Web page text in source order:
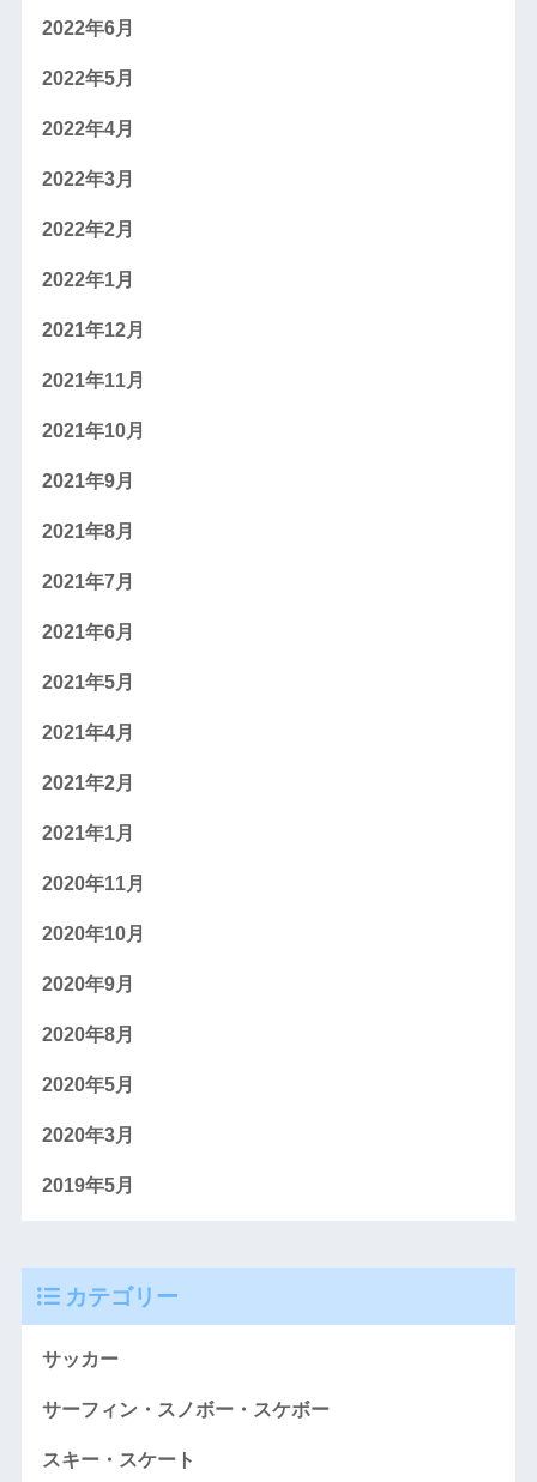
2022年6月
2022年5月
2022年4月
2022年3月
2022年2月
2022年1月
2021年12月
2021年11月
2021年10月
2021年9月
2021年8月
2021年7月
2021年6月
2021年5月
2021年4月
2021年2月
2021年1月
2020年11月
2020年10月
2020年9月
2020年8月
2020年5月
2020年3月
2019年5月
カテゴリー
サッカー
サーフィン・スノボー・スケボー
スキー・スケート